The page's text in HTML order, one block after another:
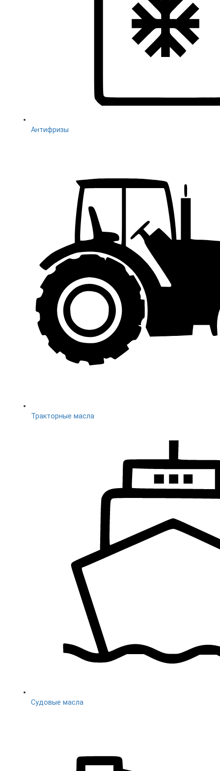
Антифризы
Тракторные масла
Судовые масла